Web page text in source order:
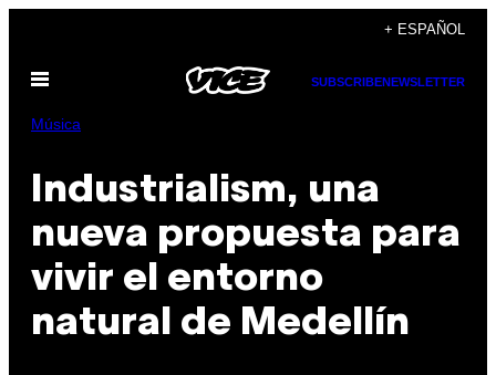
contenido
+ ESPAÑOL
Abrir
SUBSCRIBENEWSLETTER
Música
Industrialism, una
nueva propuesta para
vivir el entorno
natural de Medellín